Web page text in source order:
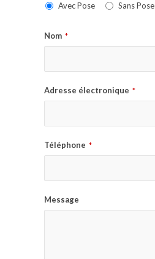
Avec Pose Sans Pose
Nom *
Adresse électronique *
Téléphone *
Message